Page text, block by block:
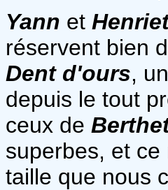
Yann et
réservent bien
Dent d'ours,
depuis le tout
ceux de
superbes, et
taille que nous